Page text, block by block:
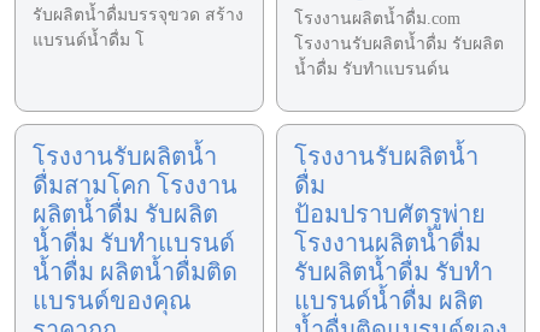
รับผลิตน้ำดื่มบรรจุขวด สร้าง
แบรนด์น้ำดื่ม โ
โรงงานผลิตน้ำดื่ม.com
โรงงานรับผลิตน้ำดื่ม รับผลิต
น้ำดื่ม รับทำแบรนด์น
โรงงานรับผลิตน้ำ
ดื่มสามโคก โรงงาน
ผลิตน้ำดื่ม รับผลิต
น้ำดื่ม รับทำแบรนด์
น้ำดื่ม ผลิตน้ำดื่มติด
แบรนด์ของคุณ
โรงงานรับผลิตน้ำ
ดื่ม
ป้อมปราบศัตรูพ่าย
โรงงานผลิตน้ำดื่ม
รับผลิตน้ำดื่ม รับทำ
แบรนด์น้ำดื่ม ผลิต